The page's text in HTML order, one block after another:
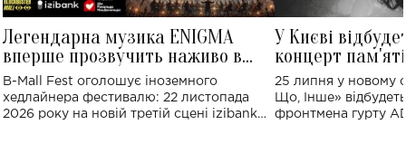
Легендарна музика ENIGMA
вперше прозвучить наживо в
Україні: де відбудеться концерт
B-Mall Fest оголошує іноземного
хедлайнера фестивалю: 22 листопада
2026 року на новій третій сцені izibank
У Києві
концерт
Клименка:
виконають
25 липня у новому
Що, Інше»
фронтмена гурту